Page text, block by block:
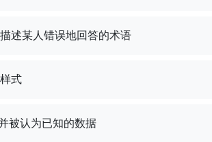
述某人错误地回答的术语
式
被认为已知的数据